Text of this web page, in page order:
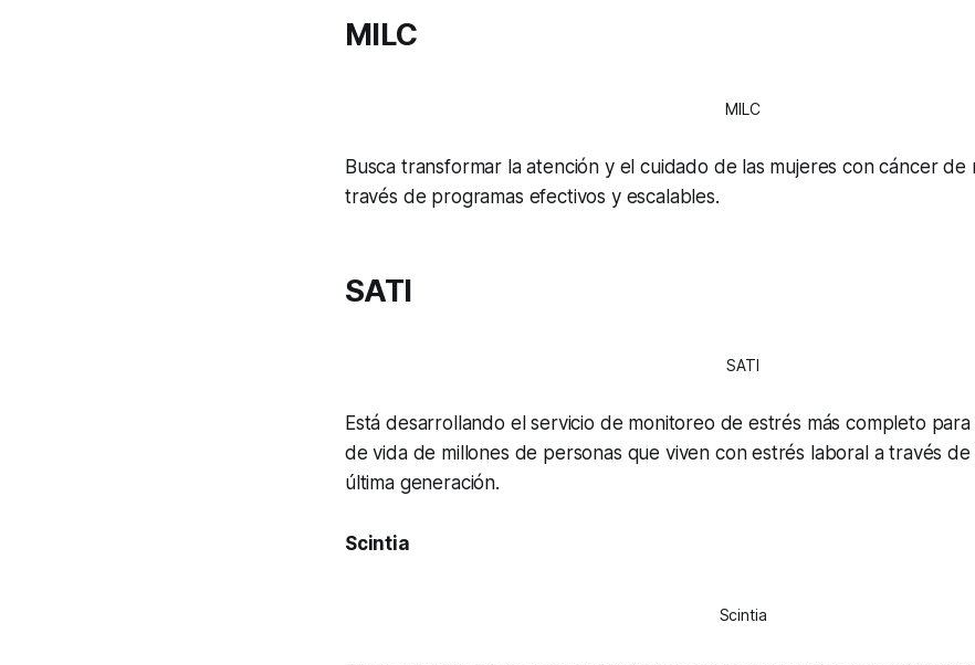
MILC
MILC
Busca transformar la atención y el cuidado de las mujeres con cáncer de
través de programas efectivos y escalables.
SATI
SATI
Está desarrollando el servicio de monitoreo de estrés más completo para
de vida de millones de personas que viven con estrés laboral a través
última generación.
Scintia
Scintia